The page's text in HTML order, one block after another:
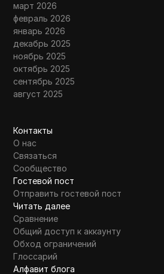
март 2026
февраль 2026
январь 2026
декабрь 2025
ноябрь 2025
октябрь 2025
сентябрь 2025
август 2025
Контакты
О нас
Связаться
Сообщество
Гостевой пост
Отправить гостевой пост
Читать далее
Сравнение
Общий доступ к аккаунту
Обход ограничений
Глоссарий
Алфавит блога